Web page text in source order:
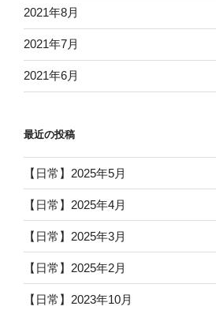
2021年8月
2021年7月
2021年6月
最近の投稿
【日常】2025年5月
【日常】2025年4月
【日常】2025年3月
【日常】2025年2月
【日常】2023年10月